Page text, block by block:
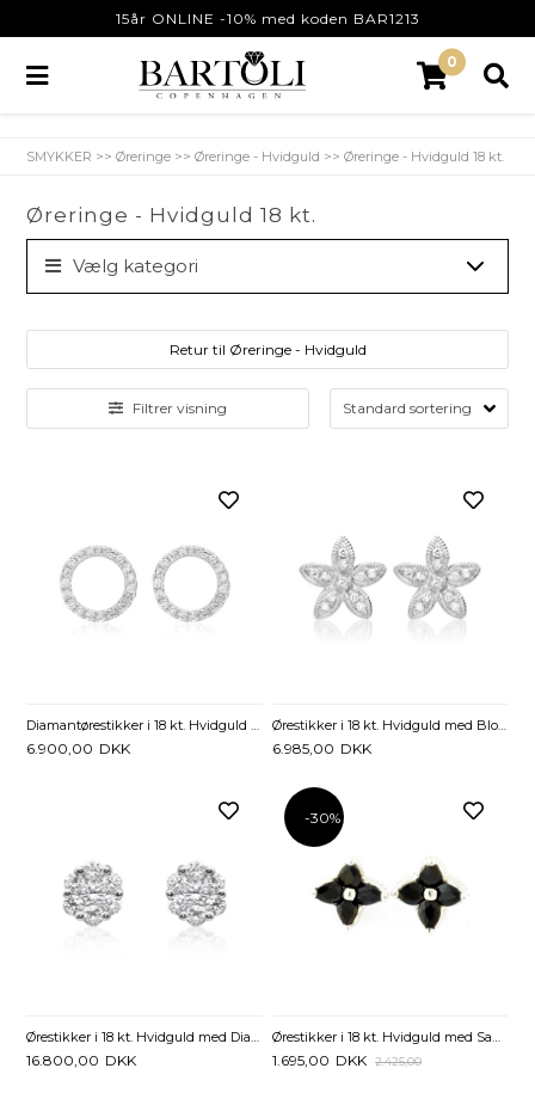
15år ONLINE -10% med koden BAR1213
0
SMYKKER >>Øreringe >>Øreringe - Hvidguld >>Øreringe - Hvidguld 18 kt.
Øreringe - Hvidguld 18 kt.
Vælg kategori
Filtrer visning
Retur til Øreringe - Hvidguld
Diamantørestikker i 18 kt. Hvidguld med Diamanter - 0,12 ct.
6.900,00 DKK
Ørestikker i 18 kt. Hvidguld med Blomster og Diamanter - 0,12 ct.
6.985,00 DKK
16.800,00 DKK
-30%
1.695,00 DKK 2.425,00